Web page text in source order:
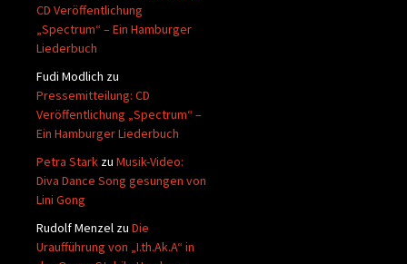
CD Veröffentlichung
„Spectrum“ – Ein Hamburger
Liederbuch
Fudi Modlich zu
Pressemitteilung: CD
Veröffentlichung „Spectrum“ –
Ein Hamburger Liederbuch
Petra Stark zu Musik-Video:
Diva Dance Song gesungen von
Lini Gong
Rudolf Menzel zu Die
Uraufführung von „I.th.Ak.A“ in